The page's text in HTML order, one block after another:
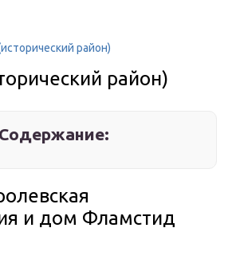
район)
район)
Содержание:
и дом Фламстид